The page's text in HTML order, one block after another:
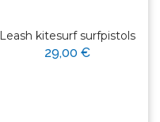
Leash kitesurf surfpistols
29,00 €